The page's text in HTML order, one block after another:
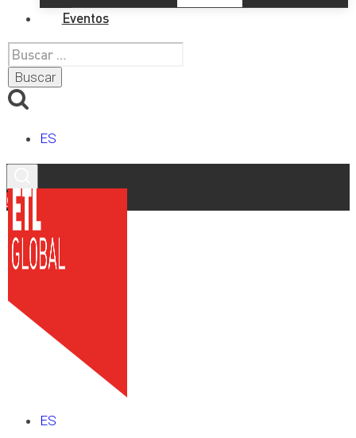
Eventos
Buscar:
ES
Contacto
ES